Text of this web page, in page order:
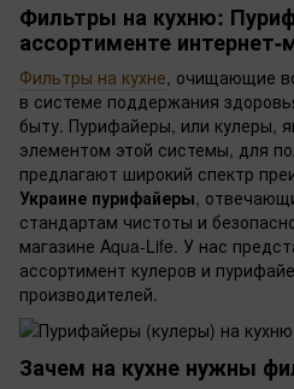
Фильтры на кухню:
ассортименте интернет-
Фильтры на кухне, очищающие
в системе поддержания
быту. Пурифайеры, или кулеры,
элементом этой системы, для
предлагают широкий спектр
Украине пурифайеры,
стандартам чистоты и
магазине Aqua-Life. У нас
ассортимент кулеров и
производителей.
Зачем на кухне нужны